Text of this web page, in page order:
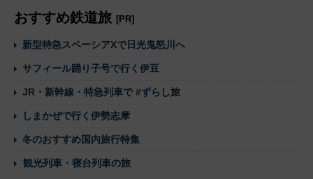
おすすめ鉄道旅 [PR]
新型特急スペーシアXで日光鬼怒川へ
サフィール踊り子号で行く伊豆
JR・新幹線・特急列車で #ずらし旅
しまかぜで行く伊勢志摩
冬のおすすめ国内旅行特集
観光列車・寝台列車の旅